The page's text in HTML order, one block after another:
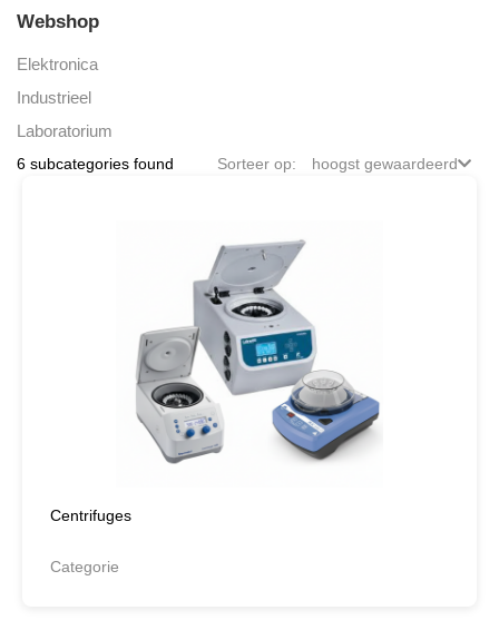
Webshop
Elektronica
Industrieel
Laboratorium
6 subcategories found Sorteer op: hoogst gewaardeerd
Centrifuges
Categorie